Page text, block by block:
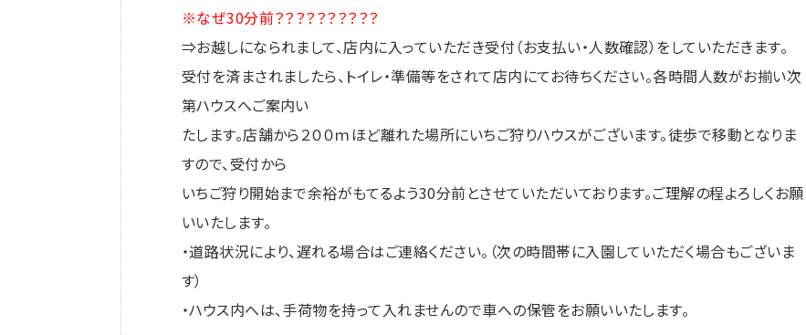
※なぜ30分前？？？？？？？？？？
⇒お越しになられまして、店内に入っていただき受付（お支払い・人数確認）をしていただきます。
受付を済まされましたら、トイレ・準備等をされて店内にてお待ちください。各時間人数がお揃い次
第ハウスへご案内い
たします。店舗から２００ｍほど離れた場所にいちご狩りハウスがございます。徒歩で移動となりま
すので、受付から
いちご狩り開始まで余裕がもてるよう30分前とさせていただいております。ご理解の程よろしくお願
いいたします。
・道路状況により、遅れる場合はご連絡ください。（次の時間帯に入園していただく場合もございま
す）
・ハウス内へは、手荷物を持って入れませんので車への保管をお願いいたします。